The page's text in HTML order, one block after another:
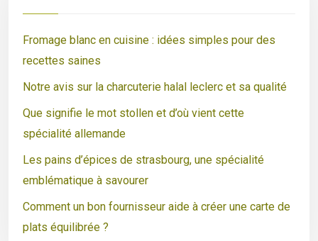
Fromage blanc en cuisine : idées simples pour des
recettes saines
Notre avis sur la charcuterie halal leclerc et sa qualité
Que signifie le mot stollen et d’où vient cette
spécialité allemande
Les pains d’épices de strasbourg, une spécialité
emblématique à savourer
Comment un bon fournisseur aide à créer une carte de
plats équilibrée ?